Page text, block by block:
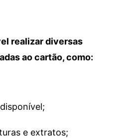
realizar diversas
ao cartão, como:
e extratos;